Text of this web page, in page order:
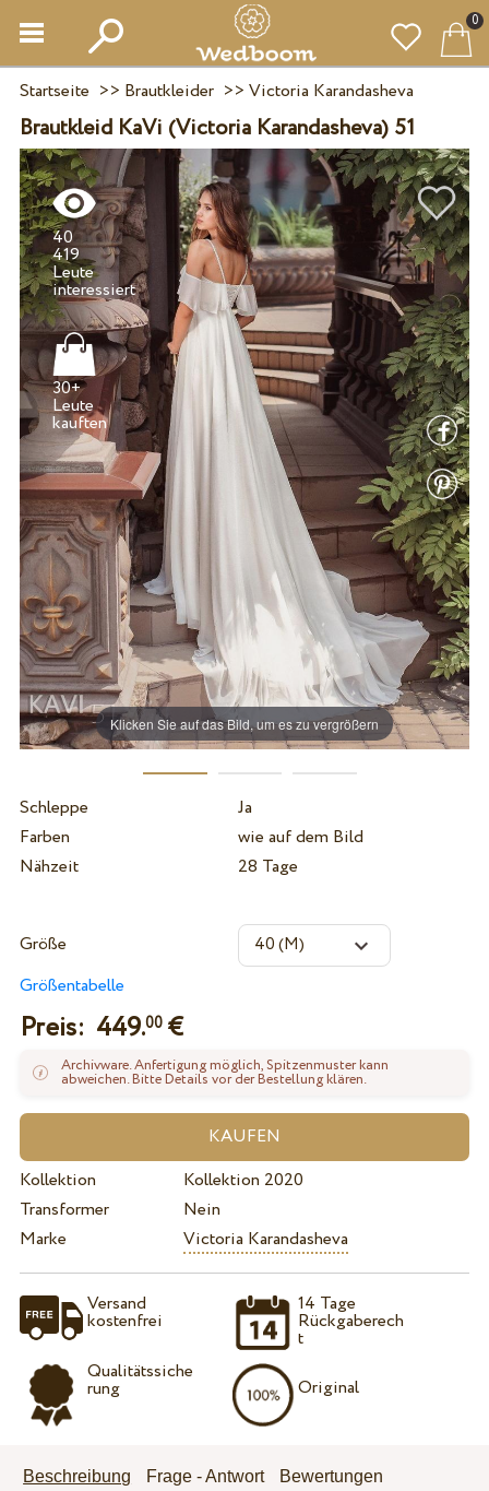
0
Startseite >> Brautkleider>> Victoria Karandasheva
Brautkleid KaVi (Victoria Karandasheva) 51
Klicken Sie auf das Bild, um es zu vergrößern
40
419
Leute
interessiert
30+
Leute
kauften
Schleppe
Ja
Farben
wie auf dem Bild
Nähzeit
28 Tage
Größe
Größentabelle
Preis: 449.00€
Archivware. Anfertigung möglich, Spitzenmuster kann
abweichen. Bitte Details vor der Bestellung klären.
Kollektion
Kollektion 2020
Transformer
Nein
Marke
Victoria Karandasheva
Versand
kostenfrei
Qualitätssiche
rung
14 Tage
Rückgaberech
t
Original
Beschreibung Frage - Antwort Bewertungen